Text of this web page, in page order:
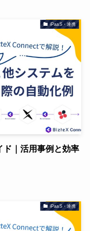
iPaaS・連携
｜活用事例と効率
iPaaS・連携